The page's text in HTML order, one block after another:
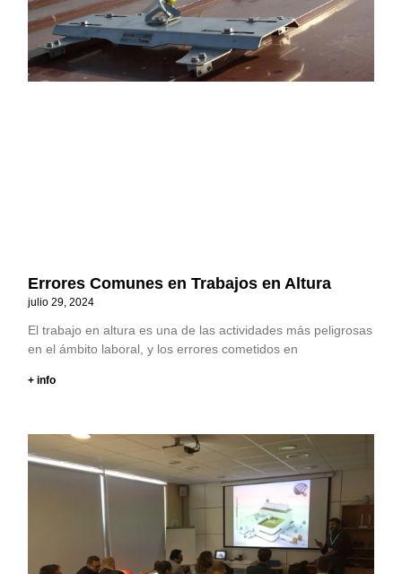
Errores Comunes en Trabajos en Altura
julio 29, 2024
El trabajo en altura es una de las actividades más peligrosas
en el ámbito laboral, y los errores cometidos en
+ info